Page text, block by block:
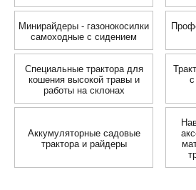
Минирайдеры - газонокосилки
самоходные с сидением
Специальные трактора для
кошения высокой травы и
работы на склонах
Аккумуляторные садовые
трактора и райдеры